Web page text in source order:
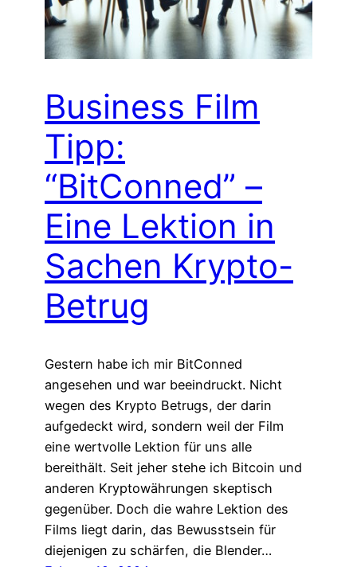
Business Film
Tipp:
“BitConned” –
Eine Lektion in
Sachen Krypto-
Betrug
Gestern habe ich mir BitConned
angesehen und war beeindruckt. Nicht
wegen des Krypto Betrugs, der darin
aufgedeckt wird, sondern weil der Film
eine wertvolle Lektion für uns alle
bereithält. Seit jeher stehe ich Bitcoin und
anderen Kryptowährungen skeptisch
gegenüber. Doch die wahre Lektion des
Films liegt darin, das Bewusstsein für
diejenigen zu schärfen, die Blender…